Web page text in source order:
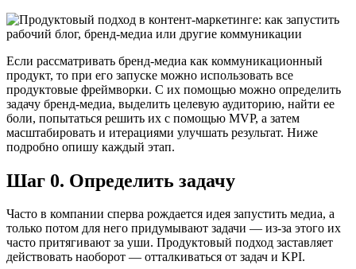
Если рассматривать бренд-медиа как коммуникационный
продукт, то при его запуске можно использовать все
продуктовые фреймворки. С их помощью можно определить
задачу бренд-медиа, выделить целевую аудиторию, найти ее
боли, попытаться решить их с помощью MVP, а затем
масштабировать и итерациями улучшать результат. Ниже
подробно опишу каждый этап.
Шаг 0. Определить задачу
Часто в компании сперва рождается идея запустить медиа, а
только потом для него придумывают задачи — из-за этого их
часто притягивают за уши. Продуктовый подход заставляет
действовать наоборот — отталкиваться от задач и KPI.